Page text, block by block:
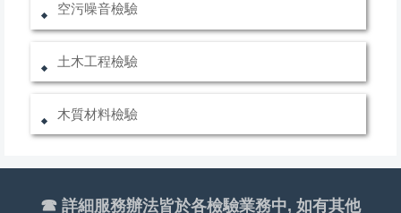
空污噪音檢驗
土木工程檢驗
木質材料檢驗
☎︎ 詳細服務辦法皆於各檢驗業務中, 如有其他